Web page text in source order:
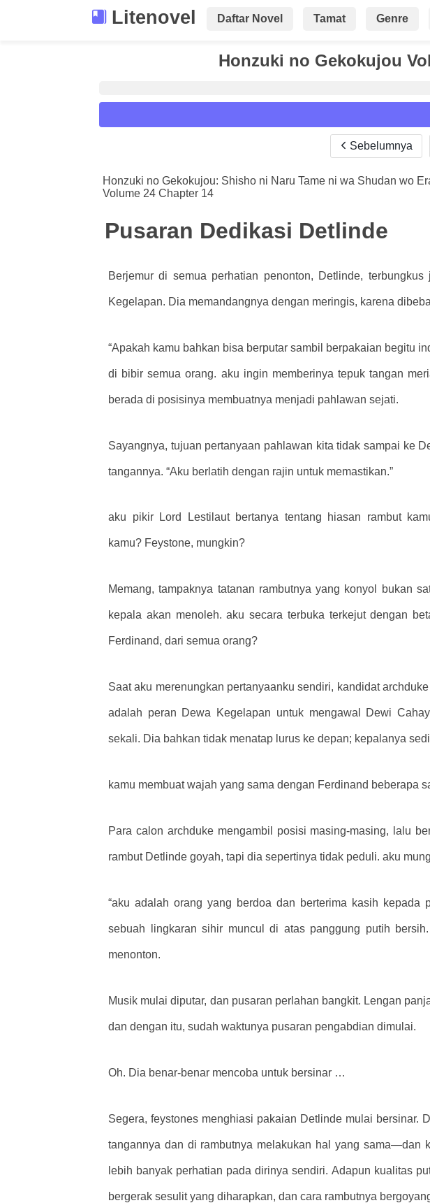
Litenovel Daftar Novel Tamat Genre
Honzuki no Gekokujou
Font :
Titillium Web
Arial
Size :
Sebelumnya
Honzuki no Gekokujou: Shisho ni Naru Tame ni wa Shudan wo
Volume 24 Chapter 14
Pusaran Dedikasi Detlinde
Berjemur di semua perhatian penonton, Detlinde,
Kegelapan. Dia memandangnya dengan meringis, karena
“Apakah kamu bahkan bisa berputar sambil berpakaian begitu
di bibir semua orang. aku ingin memberinya tepuk tangan
berada di posisinya membuatnya menjadi pahlawan sejati.
Sayangnya, tujuan pertanyaan pahlawan kita tidak sampai ke
tangannya. “Aku berlatih dengan rajin untuk memastikan.”
aku pikir Lord Lestilaut bertanya tentang hiasan rambut
kamu? Feystone, mungkin?
Memang, tampaknya tatanan rambutnya yang konyol bukan
kepala akan menoleh. aku secara terbuka terkejut dengan
Ferdinand, dari semua orang?
Saat aku merenungkan pertanyaanku sendiri, kandidat
adalah peran Dewa Kegelapan untuk mengawal Dewi
sekali. Dia bahkan tidak menatap lurus ke depan; kepalanya
kamu membuat wajah yang sama dengan Ferdinand beberapa
Para calon archduke mengambil posisi masing-masing, lalu
rambut Detlinde goyah, tapi dia sepertinya tidak peduli. aku
“aku adalah orang yang berdoa dan berterima kasih
sebuah lingkaran sihir muncul di atas panggung putih
menonton.
Musik mulai diputar, dan pusaran perlahan bangkit. Lengan
dan dengan itu, sudah waktunya pusaran pengabdian dimulai.
Oh. Dia benar-benar mencoba untuk bersinar …
Segera, feystones menghiasi pakaian Detlinde mulai bersinar.
tangannya dan di rambutnya melakukan hal yang sama—dan
lebih banyak perhatian pada dirinya sendiri. Adapun kualitas
bergerak sesulit yang diharapkan, dan cara rambutnya